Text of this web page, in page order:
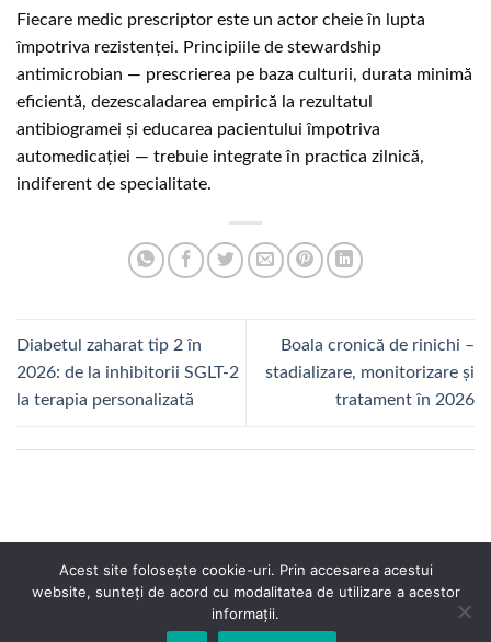
Fiecare medic prescriptor este un actor cheie în lupta
împotriva rezistenței. Principiile de stewardship
antimicrobian — prescrierea pe baza culturii, durata minimă
eficientă, dezescaladarea empirică la rezultatul
antibiogramei și educarea pacientului împotriva
automedicației — trebuie integrate în practica zilnică,
indiferent de specialitate.
Diabetul zaharat tip 2 în
2026: de la inhibitorii SGLT-2
la terapia personalizată
Boala cronică de rinichi –
stadializare, monitorizare și
tratament în 2026
Conferinte Medicale. All Rights Reserved.
Acest site folosește cookie-uri. Prin accesarea acestui
website, sunteți de acord cu modalitatea de utilizare a acestor
informații.